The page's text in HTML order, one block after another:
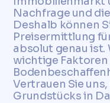
Nachfrage und
Deshalb können
Preisermittlung
absolut genau
wichtige Faktoren
Vertrauen Sie
Grundstücks in